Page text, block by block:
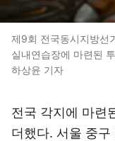
제9회 전국동시지방선
실내연습장에 마련된
하상윤 기자
전국 각지에 마련
더했다. 서울 중